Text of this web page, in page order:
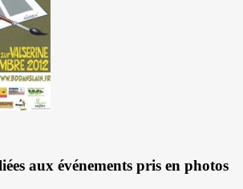
aux événements pris en photos